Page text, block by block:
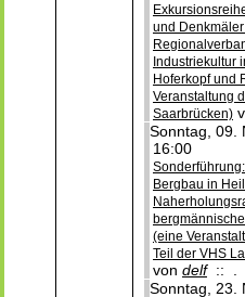
und
Industriekultur
Hoferkopf und
Veranstaltung
Saarbrücken)
Sonntag, 09.
16:00
Bergbau in
(eine
Teil der VHS
von delf:: .
Sonntag, 23.